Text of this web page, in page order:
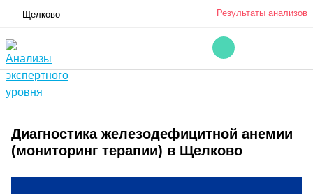
Щелково Результаты анализов
Диагностика железодефицитной анемии
(мониторинг терапии) в Щелково